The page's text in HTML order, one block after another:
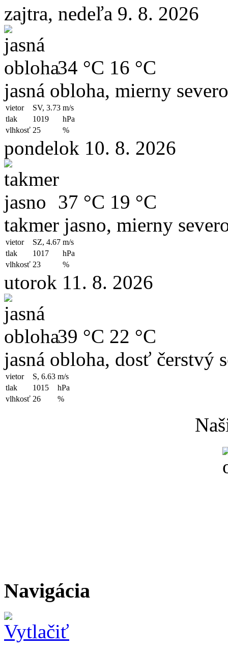
zajtra, nedeľa 9. 8. 2026
34 °C 16 °C
jasná obloha, mierny
vietor SV, 3.73 m/s
tlak
1019
hPa
vlhkosť 25 %
pondelok 10. 8. 2026
37 °C 19 °C
takmer jasno, mierny
vietor SZ, 4.67 m/s
tlak
1017
hPa
vlhkosť 23 %
utorok 11. 8. 2026
39 °C 22 °C
jasná obloha, dosť čerstvý
vietor S, 6.63 m/s
tlak
1015
hPa
vlhkosť 26 %
Navigácia